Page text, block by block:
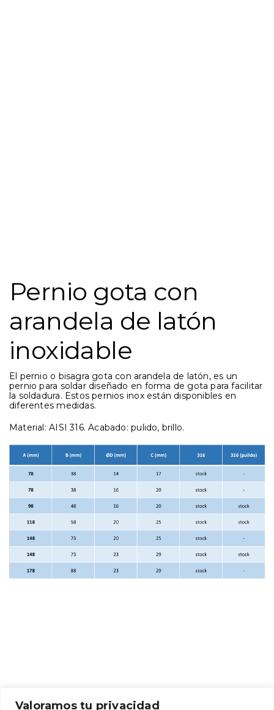
Valoramos tu privacidad
Pernio gota con
arandela de latón
inoxidable
El pernio o bisagra gota con arandela de latón, es un
pernio para soldar diseñado en forma de gota para facilitar
la soldadura. Estos pernios inox están disponibles en
diferentes medidas.
Material: AISI 316. Acabado: pulido, brillo.